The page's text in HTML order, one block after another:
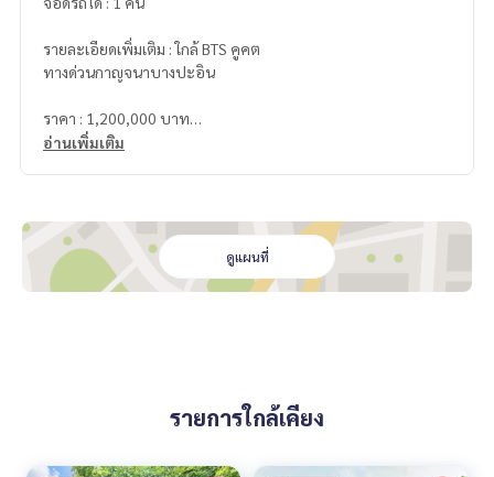
รายละเอียดเพิ่มเติม : ใกล้ BTS คูคต
ทางด่วนกาญจนาบางปะอิน
ราคา : 1,200,000 บาท
**เรามีบริการจัดสินเชื่อให้ฟรี พร้อมยินดีให้คำปรึกษา มีให้เลือกทุ
กธนาคาร**
**พร้อมอัตราดอกเบี้ยพิเศษ และ วงเงินสูงสุด 90-100% ของราคา
อ่านเพิ่มเติม
ดูแผนที่
รายการใกล้เคียง